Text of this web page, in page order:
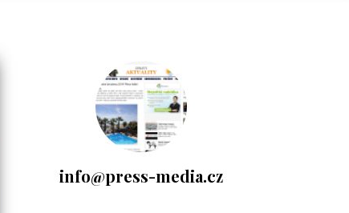
info@press-media.cz